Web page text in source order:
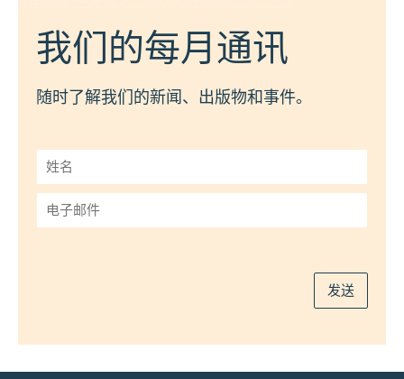
我们的每月通讯
随时了解我们的新闻、出版物和事件。
姓
名
*
子
发送